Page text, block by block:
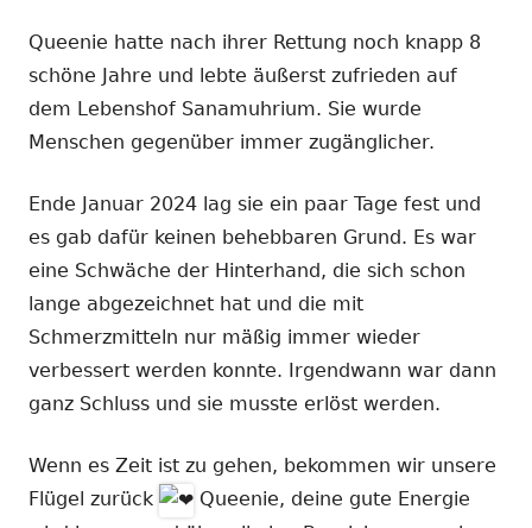
Queenie hatte nach ihrer Rettung noch knapp 8
schöne Jahre und lebte äußerst zufrieden auf
dem Lebenshof Sanamuhrium. Sie wurde
Menschen gegenüber immer zugänglicher.
Ende Januar 2024 lag sie ein paar Tage fest und
es gab dafür keinen behebbaren Grund. Es war
eine Schwäche der Hinterhand, die sich schon
lange abgezeichnet hat und die mit
Schmerzmitteln nur mäßig immer wieder
verbessert werden konnte. Irgendwann war dann
ganz Schluss und sie musste erlöst werden.
Wenn es Zeit ist zu gehen, bekommen wir unsere
Flügel zurück
Queenie, deine gute Energie